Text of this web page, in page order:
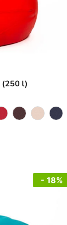
(250 l)
- 18%